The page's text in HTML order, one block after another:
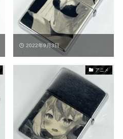
2022年9月3日
アニメ